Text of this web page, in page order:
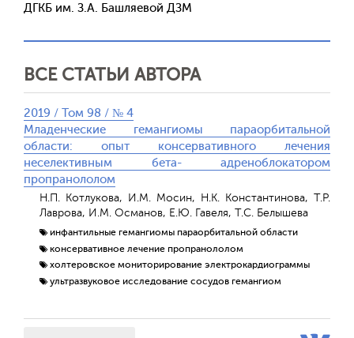
ДГКБ им. З.А. Башляевой ДЗМ
ВСЕ СТАТЬИ АВТОРА
2019 / Том 98 / № 4
Младенческие гемангиомы параорбитальной
области: опыт консервативного лечения
неселективным бета- адреноблокатором
пропранололом
Н.П. Котлукова, И.М. Мосин, Н.К. Константинова, Т.Р.
Лаврова, И.М. Османов, Е.Ю. Гавеля, Т.С. Белышева
инфантильные гемангиомы параорбитальной области
консервативное лечение пропранололом
холтеровское мониторирование электрокардиограммы
ультразвуковое исследование сосудов гемангиом